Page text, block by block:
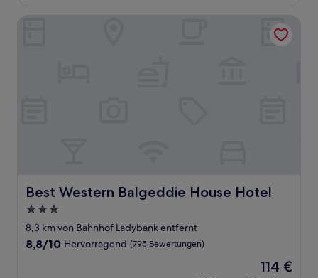
Best Western Balgeddie House Hotel
Best Western Balgeddie House Hotel
3.0-
Sterne-
Unterkunft
8,3 km von Bahnhof Ladybank entfernt
8.8
8,8/10 Hervorragend (795 Bewertungen)
Der
114 €